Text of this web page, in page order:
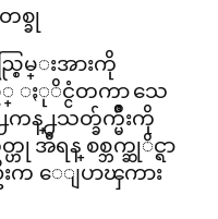
စ္ခု
ြမ္းအားကို
ႏုိင္ငံတကာ သေ
န္႕သတ္ခ်က္မ်ိဳးကို
အီရန္ စစ္ဘက္ဆုိင္ရာ
က ေျပာၾကား